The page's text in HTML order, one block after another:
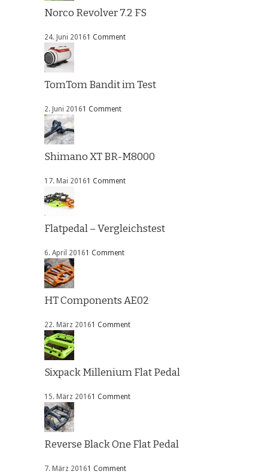
Norco Revolver 7.2 FS
24. Juni 20161 Comment
TomTom Bandit im Test
2. Juni 20161 Comment
Shimano XT BR-M8000
17. Mai 20161 Comment
Flatpedal – Vergleichstest
6. April 20161 Comment
HT Components AE02
22. März 20161 Comment
Sixpack Millenium Flat Pedal
15. März 20161 Comment
Reverse Black One Flat Pedal
7. März 20161 Comment